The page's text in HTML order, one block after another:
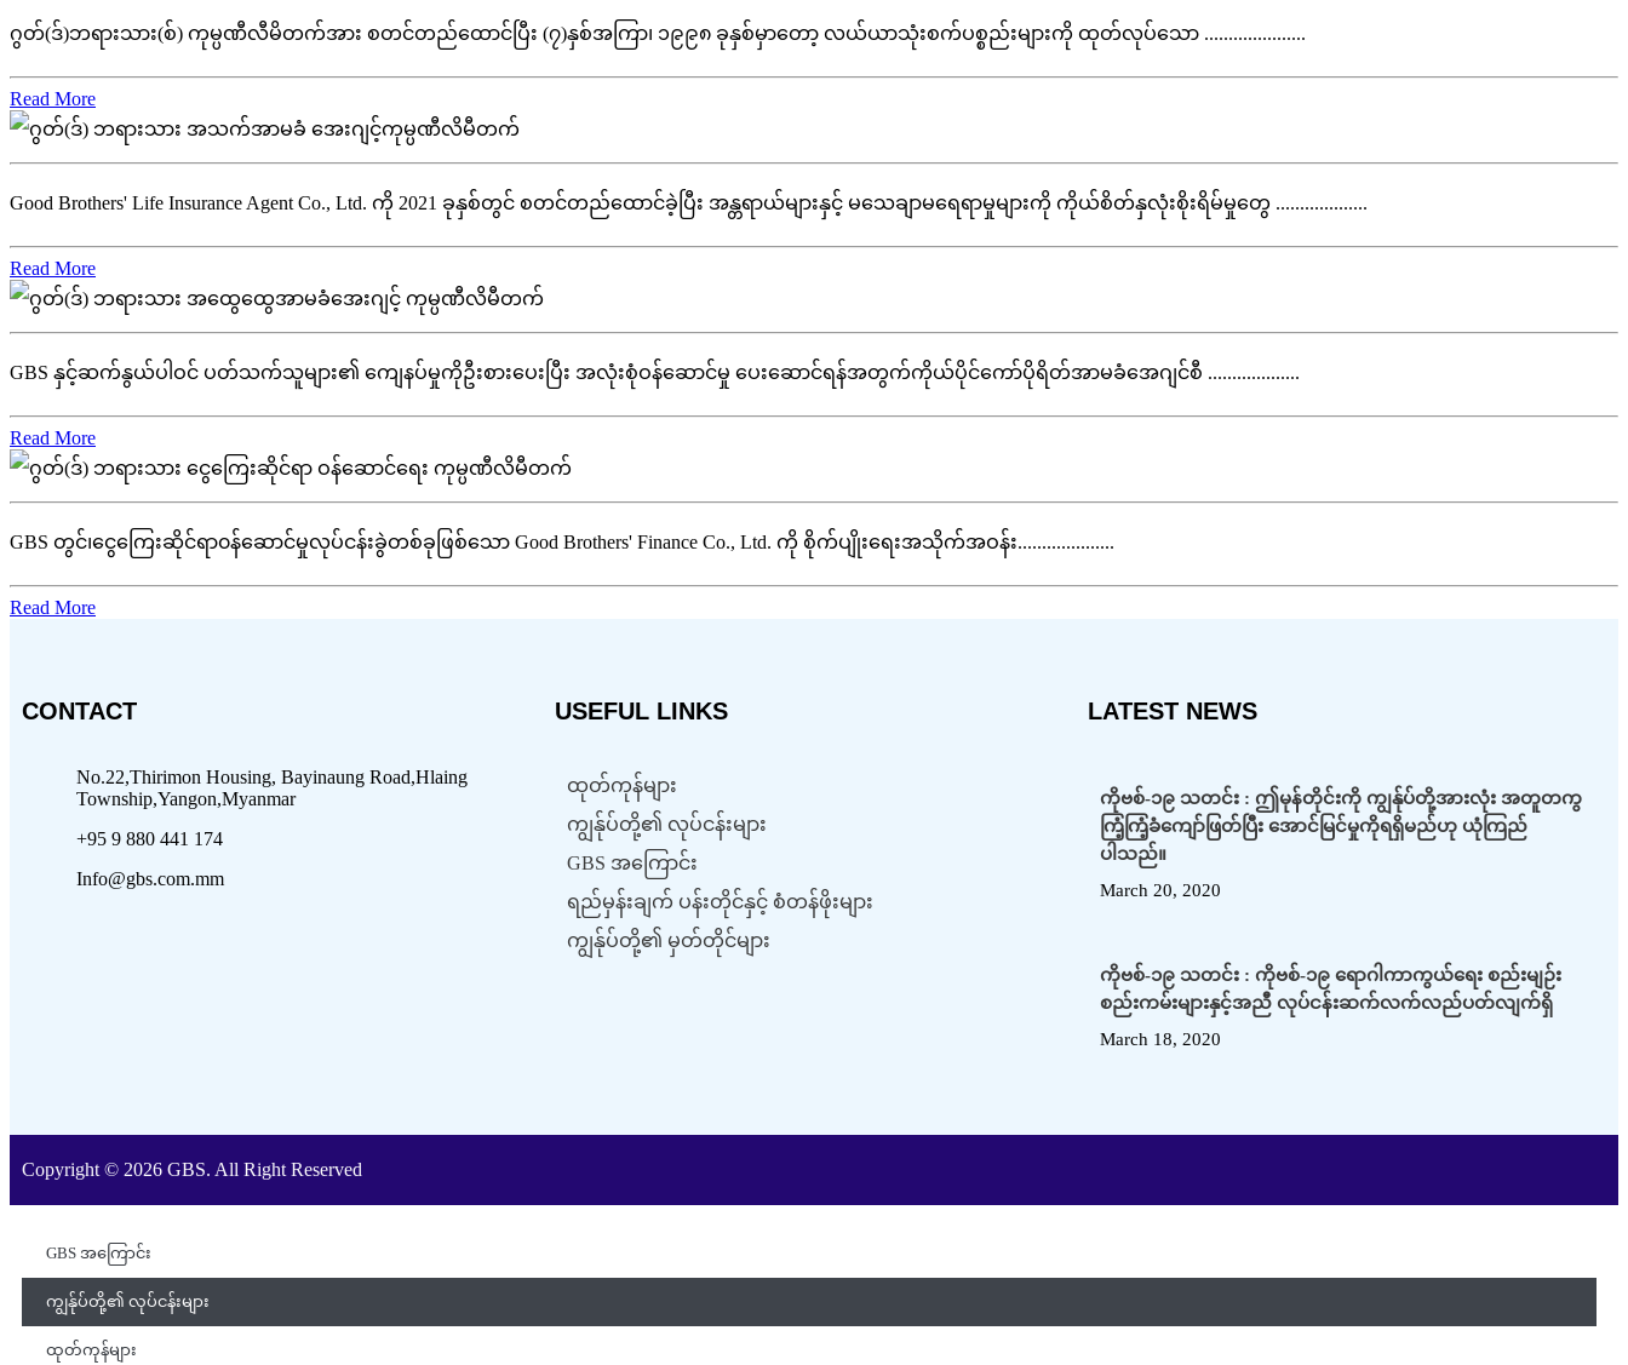
ဂွတ်(ဒ်)ဘရားသား(စ်) ကုမ္ပဏီလီမိတက်အား စတင်တည်ထောင်ပြီး (၇)နှစ်အကြာ၊ ၁၉၉၈ ခုနှစ်မှာတော့ လယ်ယာသုံးစက်ပစ္စည်းများကို ထုတ်လုပ်သော .....................
Read More
Good Brothers' Life Insurance Agent Co., Ltd. ကို 2021 ခုနှစ်တွင် စတင်တည်ထောင်ခဲ့ပြီး အန္တရာယ်များနှင့် မသေချာမရေရာမှုများကို ကိုယ်စိတ်နှလုံးစိုးရိမ်မှုတွေ ...................
Read More
GBS နှင့်ဆက်နွယ်ပါဝင် ပတ်သက်သူများ၏ ကျေနပ်မှုကိုဦးစားပေးပြီး အလုံးစုံဝန်ဆောင်မှု ပေးဆောင်ရန်အတွက်ကိုယ်ပိုင်ကော်ပိုရိတ်အာမခံအေဂျင်စီ ...................
Read More
GBS တွင်၊ငွေကြေးဆိုင်ရာ၀န်ဆောင်မှုလုပ်ငန်းခွဲတစ်ခုဖြစ်သော Good Brothers' Finance Co., Ltd. ကို စိုက်ပျိုးရေးအသိုက်အဝန်း....................
Read More
CONTACT
No.22,Thirimon Housing, Bayinaung Road,Hlaing
Township,Yangon,Myanmar
+95 9 880 441 174
Info@gbs.com.mm
USEFUL LINKS
ထုတ်ကုန်များ
ကျွန်ုပ်တို့၏ လုပ်ငန်းများ
GBS အကြောင်း
ရည်မှန်းချက် ပန်းတိုင်နှင့် စံတန်ဖိုးများ
ကျွန်ုပ်တို့၏ မှတ်တိုင်များ
LATEST NEWS
ကိုဗစ်-၁၉ သတင်း : ဤမုန်တိုင်းကို ကျွန်ုပ်တို့အားလုံး အတူတကွ
ကြံ့ကြံ့ခံကျော်ဖြတ်ပြီး အောင်မြင်မှုကိုရရှိမည်ဟု ယုံကြည်
ပါသည်။
March 20, 2020
ကိုဗစ်-၁၉ သတင်း : ကိုဗစ်-၁၉ ရောဂါကာကွယ်ရေး စည်းမျဉ်း
စည်းကမ်းများနှင့်အညီ လုပ်ငန်းဆက်လက်လည်ပတ်လျက်ရှိ
March 18, 2020
Copyright © 2026 GBS. All Right Reserved
GBS အကြောင်း
ကျွန်ုပ်တို့၏ လုပ်ငန်းများ
ထုတ်ကုန်များ